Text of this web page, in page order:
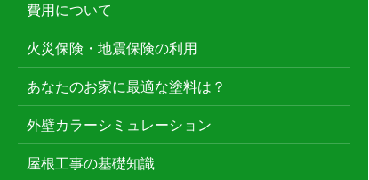
費用について
火災保険・地震保険の利用
あなたのお家に最適な塗料は？
外壁カラーシミュレーション
屋根工事の基礎知識